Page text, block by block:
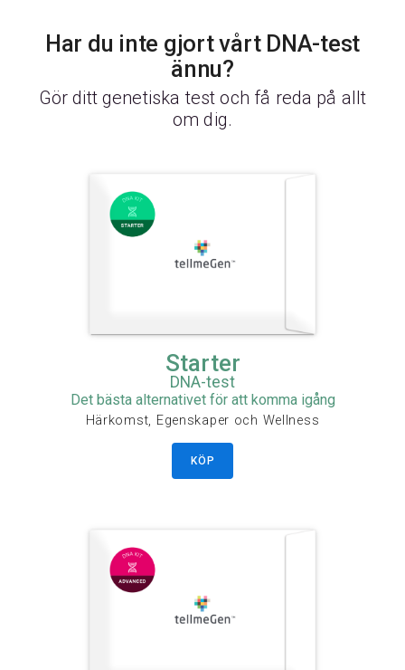
Har du inte gjort vårt DNA-test
ännu?
Gör ditt genetiska test och få reda på allt
om dig.
Starter
DNA-test
Det bästa alternativet för att komma igång
Härkomst, Egenskaper och Wellness
KÖP